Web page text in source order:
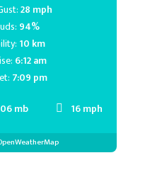
mb 16 mph
28 mph
94%
10 km
6:12 am
7:09 pm